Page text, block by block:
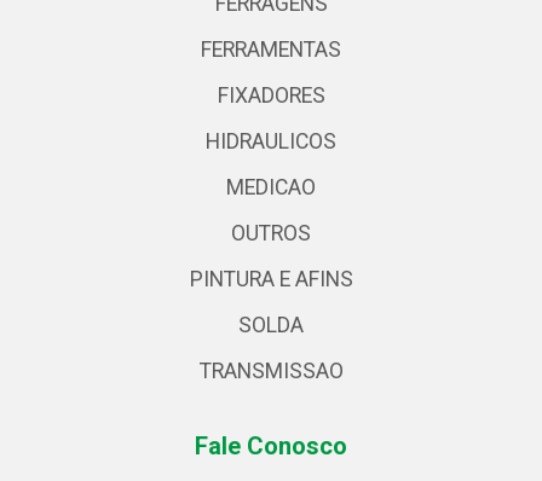
FERRAMENTAS
FIXADORES
HIDRAULICOS
MEDICAO
OUTROS
PINTURA E AFINS
SOLDA
TRANSMISSAO
Fale Conosco